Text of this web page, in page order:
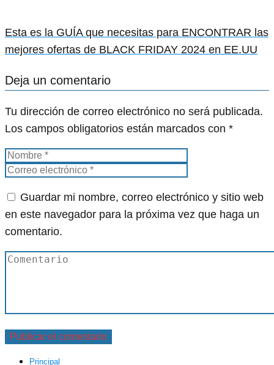
Esta es la GUÍA que necesitas para ENCONTRAR las
mejores ofertas de BLACK FRIDAY 2024 en EE.UU
Deja un comentario
Tu dirección de correo electrónico no será publicada.
Los campos obligatorios están marcados con *
Guardar mi nombre, correo electrónico y sitio web
en este navegador para la próxima vez que haga un
comentario.
Principal